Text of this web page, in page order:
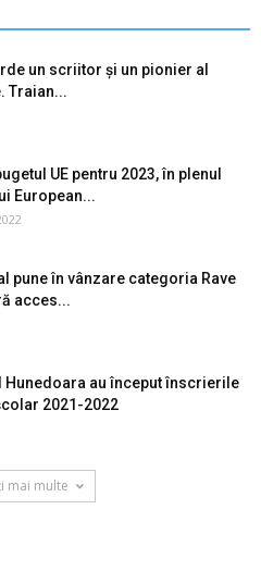
un scriitor și un pionier al
Traian...
UE pentru 2023, în plenul
European...
pune în vânzare categoria Rave
acces...
Hunedoara au început înscrierile
2021-2022
mai multe